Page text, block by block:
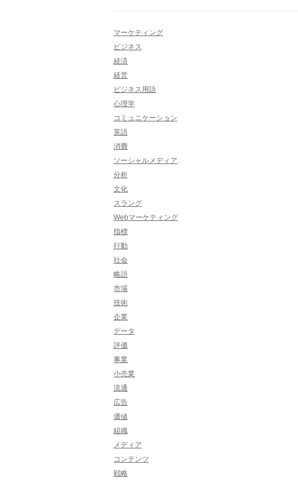
マーケティング
ビジネス
経済
経営
ビジネス用語
心理学
コミュニケーション
英語
消費
ソーシャルメディア
分析
文化
スラング
Webマーケティング
指標
行動
社会
略語
市場
技術
企業
データ
評価
事業
小売業
流通
広告
価値
組織
メディア
コンテンツ
戦略